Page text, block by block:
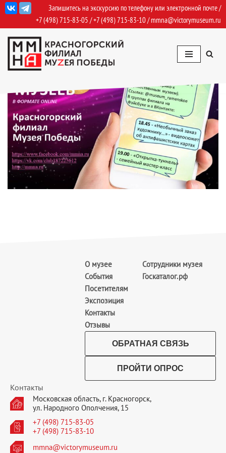
Перейти
к
содержимому
Запишитесь на экскурсию по телефону или электронной почте /
+7 (498) 715-83-05 /+7 (498) 715-83-10/mmna@victorymuseum.ru
О музее
События
Посетителям
Экспозиция
Контакты
Отзывы
Сотрудники музея
Госкаталог.рф
ОБРАТНАЯ СВЯЗЬ
ПРОЙТИ ОПРОС
Контакты
Московская область, г. Красногорск,
ул. Народного Ополчения, 15
+7 (498) 715-83-05
+7 (498) 715-83-10
mmna@victorymuseum.ru